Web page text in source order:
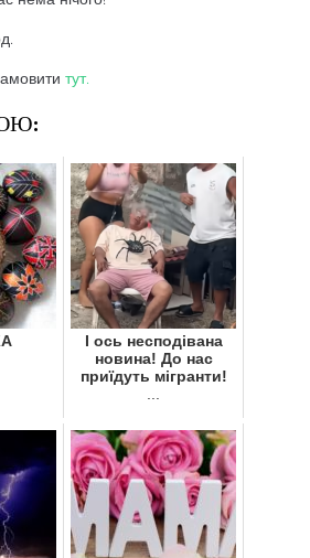
тут.
І ось несподівана
новина! До нас
приїдуть мігранти!
...